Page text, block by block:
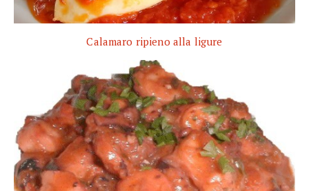
Calamaro ripieno alla ligure